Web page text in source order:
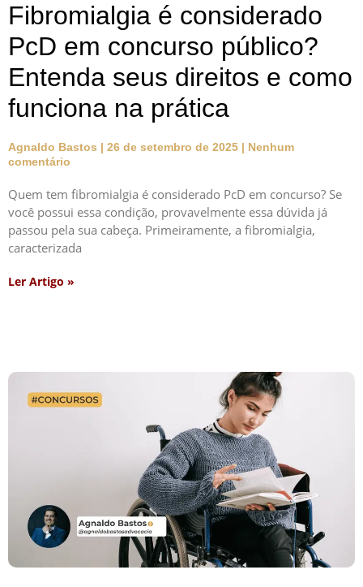
Fibromialgia é considerado
PcD em concurso público?
Entenda seus direitos e como
funciona na prática
Agnaldo Bastos 26 de setembro de 2025
Nenhum
comentário
Quem tem fibromialgia é considerado PcD em concurso? Se
você possui essa condição, provavelmente essa dúvida já
passou pela sua cabeça. Primeiramente, a fibromialgia,
caracterizada
Ler Artigo »